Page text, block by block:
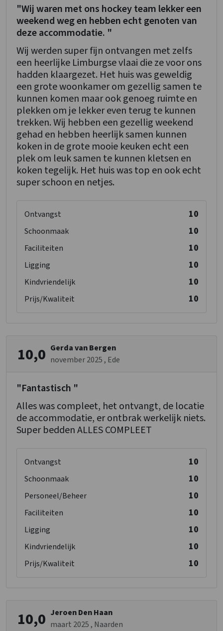
"Wij waren met ons hockey team lekker een
weekend weg en hebben echt genoten van
deze accommodatie. "
Wij werden super fijn ontvangen met zelfs
een heerlijke Limburgse vlaai die ze voor ons
hadden klaargezet. Het huis was geweldig
een grote woonkamer om gezellig samen te
kunnen komen maar ook genoeg ruimte en
plekken om je lekker even terug te kunnen
trekken. Wij hebben een gezellig weekend
gehad en hebben heerlijk samen kunnen
koken in de grote mooie keuken echt een
plek om leuk samen te kunnen kletsen en
koken tegelijk. Het huis was top en ook echt
super schoon en netjes.
Ontvangst 10
Schoonmaak 10
Faciliteiten 10
Ligging 10
Kindvriendelijk 10
Prijs/Kwaliteit 10
10,0 Gerda van Bergen
november 2025, Ede
"Fantastisch "
Alles was compleet, het ontvangt, de locatie
de accommodatie, er ontbrak werkelijk niets.
Super bedden ALLES COMPLEET
Ontvangst 10
Schoonmaak 10
Personeel/Beheer 10
Faciliteiten 10
Ligging 10
Kindvriendelijk 10
Prijs/Kwaliteit 10
10,0 Jeroen Den Haan
maart 2025, Naarden